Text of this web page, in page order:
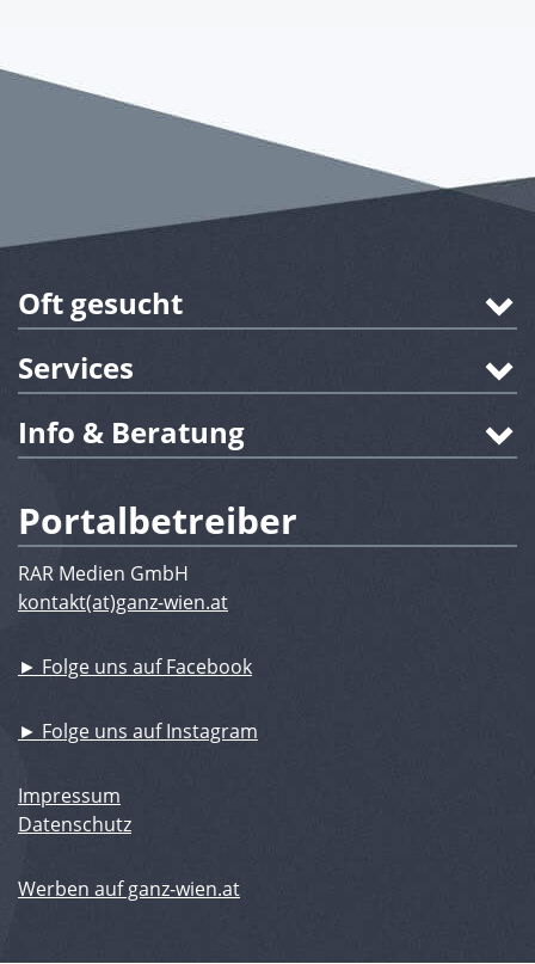
Oft gesucht
Services
Info & Beratung
Portalbetreiber
RAR Medien GmbH
kontakt(at)ganz-wien.at
► Folge uns auf Facebook
► Folge uns auf Instagram
Impressum
Datenschutz
Werben auf ganz-wien.at